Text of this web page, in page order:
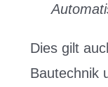
Dies gilt
Bautechnik